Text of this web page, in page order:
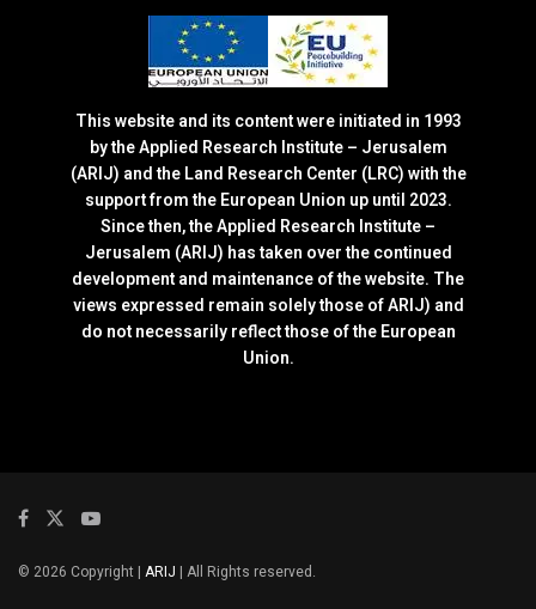
This website and its content were initiated in 1993
by the Applied Research Institute – Jerusalem
(ARIJ) and the Land Research Center (LRC) with the
support from the European Union up until 2023.
Since then, the Applied Research Institute –
Jerusalem (ARIJ) has taken over the continued
development and maintenance of the website. The
views expressed remain solely those of ARIJ) and
do not necessarily reflect those of the European
Union.
© 2026 Copyright | ARIJ | All Rights reserved.